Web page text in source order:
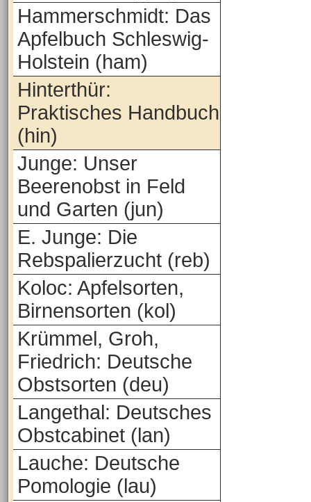
Hammerschmidt: Das
Apfelbuch Schleswig-
Holstein (ham)
Hinterthür:
Praktisches Handbuch
(hin)
Junge: Unser
Beerenobst in Feld
und Garten (jun)
E. Junge: Die
Rebspalierzucht (reb)
Koloc: Apfelsorten,
Birnensorten (kol)
Krümmel, Groh,
Friedrich: Deutsche
Obstsorten (deu)
Langethal: Deutsches
Obstcabinet (lan)
Lauche: Deutsche
Pomologie (lau)